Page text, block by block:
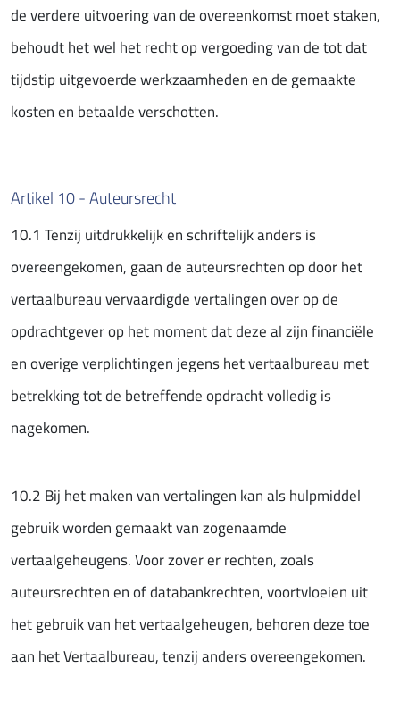
de verdere uitvoering van de overeenkomst moet staken,
behoudt het wel het recht op vergoeding van de tot dat
tijdstip uitgevoerde werkzaamheden en de gemaakte
kosten en betaalde verschotten.
Artikel 10 - Auteursrecht
10.1 Tenzij uitdrukkelijk en schriftelijk anders is
overeengekomen, gaan de auteursrechten op door het
vertaalbureau vervaardigde vertalingen over op de
opdrachtgever op het moment dat deze al zijn financiële
en overige verplichtingen jegens het vertaalbureau met
betrekking tot de betreffende opdracht volledig is
nagekomen.
10.2 Bij het maken van vertalingen kan als hulpmiddel
gebruik worden gemaakt van zogenaamde
vertaalgeheugens. Voor zover er rechten, zoals
auteursrechten en of databankrechten, voortvloeien uit
het gebruik van het vertaalgeheugen, behoren deze toe
aan het Vertaalbureau, tenzij anders overeengekomen.